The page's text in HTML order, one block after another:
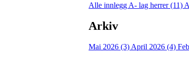
Alle innlegg A- lag herrer (11)
Arkiv
Mai 2026 (3) April 2026 (4)